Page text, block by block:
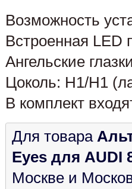
Возможность
Встроенная LED
Ангельские
Цоколь: H1/H1
В комплект
Для товара
Eyes для AUDI
Москве и